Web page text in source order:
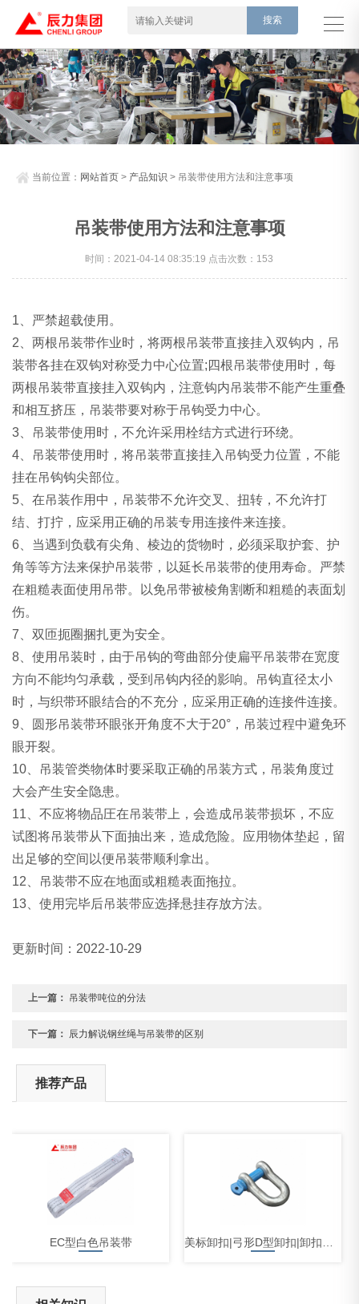
当前位置： 网站首页 > 产品知识 > 吊装带使用方法和注意事项
吊装带使用方法和注意事项
时间：2021-04-14 08:35:19 点击次数：153
1、严禁超载使用。
2、两根吊装带作业时，将两根吊装带直接挂入双钩内，吊
装带各挂在双钩对称受力中心位置;四根吊装带使用时，每
两根吊装带直接挂入双钩内，注意钩内吊装带不能产生重叠
和相互挤压，吊装带要对称于吊钩受力中心。
3、吊装带使用时，不允许采用栓结方式进行环绕。
4、吊装带使用时，将吊装带直接挂入吊钩受力位置，不能
挂在吊钩钩尖部位。
5、在吊装作用中，吊装带不允许交叉、扭转，不允许打
结、打拧，应采用正确的吊装专用连接件来连接。
6、当遇到负载有尖角、棱边的货物时，必须采取护套、护
角等等方法来保护吊装带，以延长吊装带的使用寿命。严禁
在粗糙表面使用吊带。以免吊带被棱角割断和粗糙的表面划
伤。
7、双匝扼圈捆扎更为安全。
8、使用吊装时，由于吊钩的弯曲部分使扁平吊装带在宽度
方向不能均匀承载，受到吊钩内径的影响。吊钩直径太小
时，与织带环眼结合的不充分，应采用正确的连接件连接。
9、圆形吊装带环眼张开角度不大于20°，吊装过程中避免环
眼开裂。
10、吊装管类物体时要采取正确的吊装方式，吊装角度过
大会产生安全隐患。
11、不应将物品圧在吊装带上，会造成吊装带损坏，不应
试图将吊装带从下面抽出来，造成危险。应用物体垫起，留
出足够的空间以便吊装带顺利拿出。
12、吊装带不应在地面或粗糙表面拖拉。
13、使用完毕后吊装带应选择悬挂存放方法。
更新时间：2022-10-29
上一篇： 吊装带吨位的分法
下一篇： 辰力解说钢丝绳与吊装带的区别
推荐产品
EC型白色吊装带 美标卸扣|弓形D型卸扣|卸扣厂家